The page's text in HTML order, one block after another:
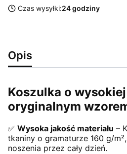
Czas wysyłki:24 godziny
Opis
Koszulka o
oryginalnym
✅ Wysoka jakość materiału –
tkaniny o gramaturze 160 g/
noszenia przez cały dzień.